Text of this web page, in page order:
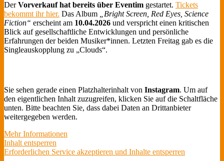
DerVorverkauf hat bereits über Eventim gestartet. Tickets
bekommt ihr hier. Das Album
„Bright Screen, Red Eyes, Science
Fiction“ erscheint am 10.04.2026 und verspricht einen kritischen
Blick auf gesellschaftliche Entwicklungen und persönliche
Erfahrungen der beiden Musiker*innen. Letzten Freitag gab es die
Singleauskopplung zu „Clouds“.
Sie sehen gerade einen Platzhalterinhalt von Instagram. Um auf
den eigentlichen Inhalt zuzugreifen, klicken Sie auf die Schaltfläche
unten. Bitte beachten Sie, dass dabei Daten an Drittanbieter
weitergegeben werden.
Mehr Informationen
Inhalt entsperren
Erforderlichen Service akzeptieren und Inhalte entsperren